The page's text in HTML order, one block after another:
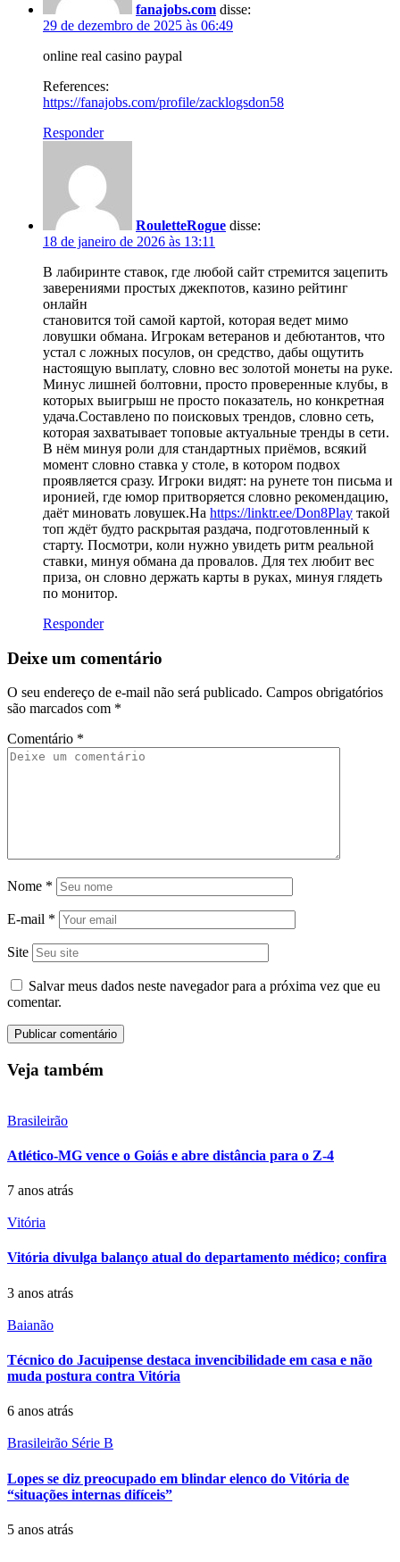
fanajobs.com disse:
29 de dezembro de 2025 às 06:49
online real casino paypal
References:
https://fanajobs.com/profile/zacklogsdon58
Responder
RouletteRogue disse:
18 de janeiro de 2026 às 13:11
В лабиринте ставок, где любой сайт стремится зацепить
заверениями простых джекпотов, казино рейтинг
онлайн
становится той самой картой, которая ведет мимо
ловушки обмана. Игрокам ветеранов и дебютантов, что
устал с ложных посулов, он средство, дабы ощутить
настоящую выплату, словно вес золотой монеты на руке.
Минус лишней болтовни, просто проверенные клубы, в
которых выигрыш не просто показатель, но конкретная
удача.Составлено по поисковых трендов, словно сеть,
которая захватывает топовые актуальные тренды в сети.
В нём минуя роли для стандартных приёмов, всякий
момент словно ставка у столе, в котором подвох
проявляется сразу. Игроки видят: на рунете тон письма и
иронией, где юмор притворяется словно рекомендацию,
даёт миновать ловушек.На https://linktr.ee/Don8Play такой
топ ждёт будто раскрытая раздача, подготовленный к
старту. Посмотри, коли нужно увидеть ритм реальной
ставки, минуя обмана да провалов. Для тех любит вес
приза, он словно держать карты в руках, минуя глядеть
по монитор.
Responder
Deixe um comentário
O seu endereço de e-mail não será publicado. Campos obrigatórios
são marcados com *
Comentário *
Nome *
E-mail *
Site
Salvar meus dados neste navegador para a próxima vez que eu
comentar.
Veja também
Brasileirão
Atlético-MG vence o Goiás e abre distância para o Z-4
7 anos atrás
Vitória
Vitória divulga balanço atual do departamento médico; confira
3 anos atrás
Baianão
Técnico do Jacuipense destaca invencibilidade em casa e não
muda postura contra Vitória
6 anos atrás
Brasileirão Série B
Lopes se diz preocupado em blindar elenco do Vitória de
“situações internas difíceis”
5 anos atrás